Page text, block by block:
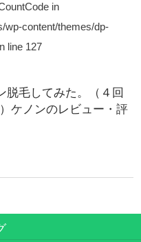
in
wp-content/themes/dp-
line 127
脱毛してみた。（４回
ケノンのレビュー・評